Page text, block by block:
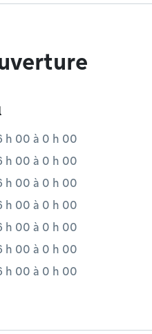
h 00 à 0 h 00
h 00 à 0 h 00
h 00 à 0 h 00
h 00 à 0 h 00
h 00 à 0 h 00
h 00 à 0 h 00
h 00 à 0 h 00